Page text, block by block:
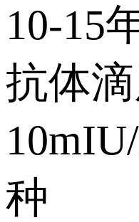
10-15
抗体
种